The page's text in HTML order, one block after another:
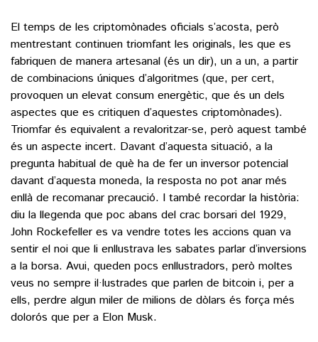
El temps de les criptomònades oficials s’acosta, però
mentrestant continuen triomfant les originals, les que es
fabriquen de manera artesanal (és un dir), un a un, a partir
de combinacions úniques d’algoritmes (que, per cert,
provoquen un elevat consum energètic, que és un dels
aspectes que es critiquen d’aquestes criptomònades).
Triomfar és equivalent a revaloritzar-se, però aquest també
és un aspecte incert. Davant d’aquesta situació, a la
pregunta habitual de què ha de fer un inversor potencial
davant d’aquesta moneda, la resposta no pot anar més
enllà de recomanar precaució. I també recordar la història:
diu la llegenda que poc abans del crac borsari del 1929,
John Rockefeller es va vendre totes les accions quan va
sentir el noi que li enllustrava les sabates parlar d’inversions
a la borsa. Avui, queden pocs enllustradors, però moltes
veus no sempre il·lustrades que parlen de bitcoin i, per a
ells, perdre algun miler de milions de dòlars és força més
dolorós que per a Elon Musk.